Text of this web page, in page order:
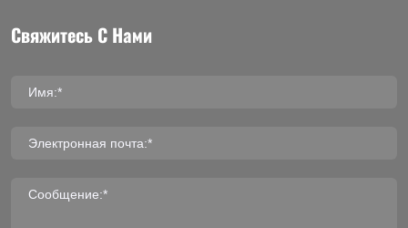
Свяжитесь С Нами
Имя:*
Электронная почта:*
Сообщение:*